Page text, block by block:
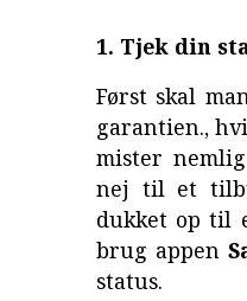
1. Tjek din
Først skal
garantien.,
mister
nej til et
dukket op til
brug appen
status.